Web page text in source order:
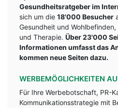
Gesundheitsratgeber im
sich um die 18'000 Besucher
Gesundheit und
und Therapie. Über 23'000
Informationen umfasst das
kommen neue Seiten dazu.
WERBEMÖGLICHKEITEN
Für Ihre Werbebotschaft, PR-
Kommunikationsstrategie mit